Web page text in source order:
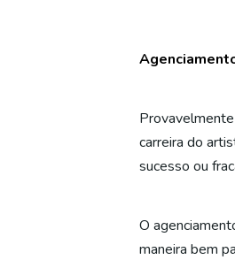
carreira do
sucesso ou
O
maneira bem